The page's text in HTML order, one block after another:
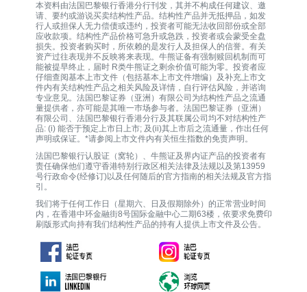
本资料由法国巴黎银行香港分行刊发，其并不构成任何建议、邀
请、要约或游说买卖结构性产品。结构性产品并无抵押品，如发
行人或担保人无力偿债或违约，投资者可能无法收回部份或全部
应收款项。结构性产品价格可急升或急跌，投资者或会蒙受全盘
损失。投资者购买时，所依赖的是发行人及担保人的信誉。有关
资产过往表现并不反映将来表现。牛熊证备有强制赎回机制而可
能被提早终止，届时 R类牛熊证之剩余价值可能为零。投资者应
仔细查阅基本上市文件（包括基本上市文件增编）及补充上市文
件内有关结构性产品之相关风险及详情，自行评估风险，并谘询
专业意见。法国巴黎证券（亚洲）有限公司为结构性产品之流通
量提供者，亦可能是其唯一巿场参与者。法国巴黎证券（亚洲）
有限公司、法国巴黎银行香港分行及其联属公司均不对结构性产
品: (i) 能否于预定上市日上市; 及(ii)其上市后之流通量，作出任何
声明或保证。*请参阅上市文件内有关恒生指数的免责声明。
法国巴黎银行认股证（窝轮）、牛熊证及界内证产品的投资者有
责任确保他们遵守香港特别行政区相关法律及法规以及第13959
号行政命令(经修订)以及任何随后的官方指南的相关法规及官方指
引。
我们将于任何工作日（星期六、日及假期除外）的正常营业时间
内，在香港中环金融街8号国际金融中心二期63楼，依要求免费印
刷版形式向持有我们结构性产品的持有人提供上市文件及公告。